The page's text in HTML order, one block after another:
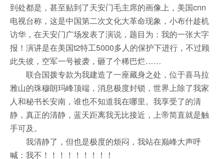
到处都是，甚至贴到了天安门毛主席的画像上，美国cnn
电视台称，这是中国第二次文化大革命现象，小布什趁机
访华，在天安门广场发表了演说，题目为：我的一张大字
报！演讲是在美国t2特工5000多人的保护下进行，不过顾
此失彼，空军一号被袭，砸了个稀巴烂……
联合国拨专款为我建造了一座藏身之处，位于喜马拉
雅山的珠穆朗玛峰顶端，消息极度封锁，世界上除了我家
人和秘书长安南，谁也不知道我在哪里。我享受了的清
静，真正的清静，蓝天距离我无比接近，上帝简直就是触
手可及。
我清静了，但也是极度的烦闷，我站在巅峰大声呼
喊：我不！！！！！！！！！